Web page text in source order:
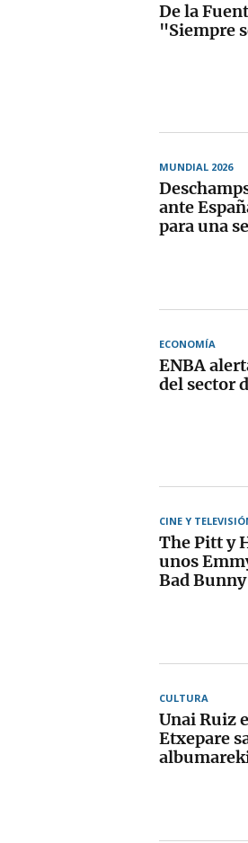
De la
"Siempre
MUNDIAL 2026
ante
para una
ECONOMÍA
ENBA
del sector
CINE Y
The Pitt y
unos
Bad Bunny
CULTURA
Unai Ruiz
Etxepare